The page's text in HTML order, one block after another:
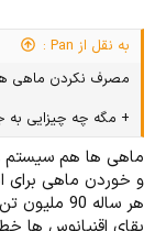
به نقل از Pan :
مصرف نکردن ماهی
+ مگه چه چیزایی به
ماهی ها هم
و خوردن ماهی برای
هر ساله